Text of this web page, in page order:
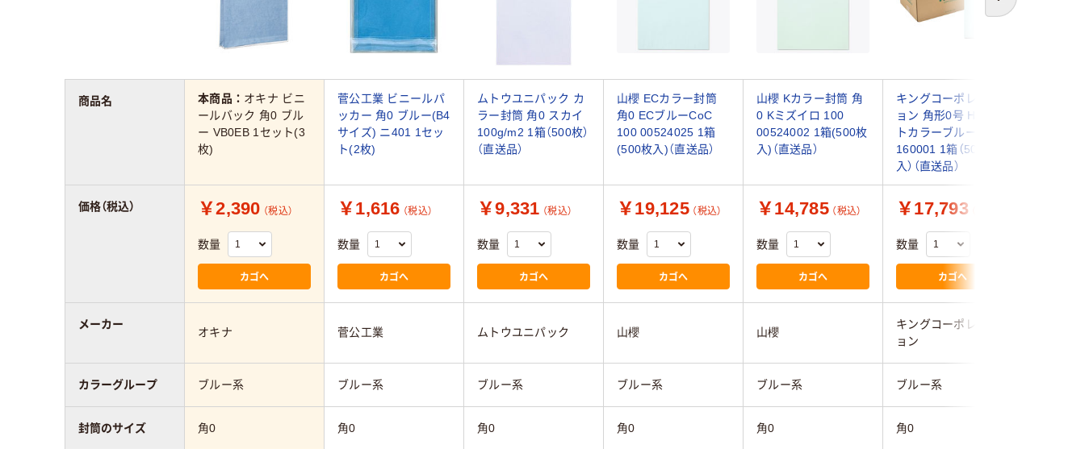
次へ
本商品： オキナ ビニ
ールバック 角0 ブル
ー VB0EB 1セット(3
枚)
菅公工業 ビニールパ
ッカー 角0 ブルー(B4
サイズ) ニ401 1セッ
ト(2枚)
ムトウユニパック カ
ラー封筒 角0 スカイ
100g/m2 1箱（500枚）
（直送品）
山櫻 ECカラー封筒
角0 ECブルーCoC
100 00524025 1箱
(500枚入)（直送品）
山櫻 Kカラー封筒 角
0 Kミズイロ 100
00524002 1箱(500枚
入)（直送品）
キングコーポレーシ
ョン 角形0号 HIソフ
トカラーブルー
160001 1箱（500枚
入）（直送品）
￥2,390 （税込）
数量
カゴへ
￥1,616 （税込）
数量
カゴへ
￥9,331 （税込）
数量
カゴへ
￥19,125 （税込）
数量
カゴへ
￥14,785 （税込）
数量
カゴへ
￥17,793
数量
カゴへ
オキナ 菅公工業 ムトウユニパック 山櫻 山櫻
キングコーポレーシ
ョン
ブルー系 ブルー系 ブルー系 ブルー系 ブルー系 ブルー系
角0 角0 角0 角0 角0 角0
商品名
価格（税込）
メーカー
カラーグループ
封筒のサイズ